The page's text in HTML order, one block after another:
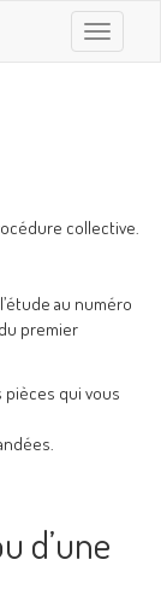
Toggle
collective.
au numéro
premier
pièces qui vous
d’une